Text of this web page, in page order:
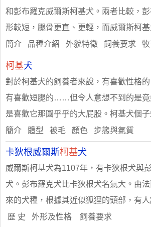
和彭布羅克威爾斯柯基犬。兩者比較，
形較短，腿骨更直、更輕，而威爾斯柯
簡介 品種介紹 外貌特徵 飼養要求 牧
柯基犬
對於柯基犬的飼養者來說，有喜歡性格的
有喜歡短腿的……但令人意想不到的是竟
是喜歡它那圓乎乎的大屁股。柯基犬個
簡介 體型 被毛 顏色 步態與氣質
卡狄根威爾斯柯基犬
威爾斯柯基犬為1107年，有卡狄根犬與
犬。彭布羅克犬比卡狄根犬名氣大。由
來的犬種，根據其近似狐狸的頭部，有
歷 史 外形及性格 飼養要求